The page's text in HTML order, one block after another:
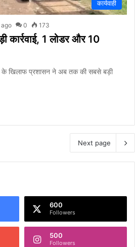
कार्यवाही
0 173
कार्रवाई, 1 लोडर और 10
खिलाफ प्रशासन ने अब तक की सबसे बड़ी
Next page
600
Followers
500
Followers